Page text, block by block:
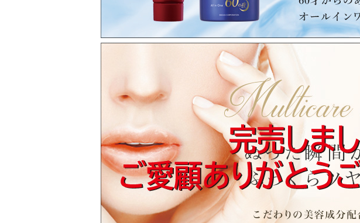
【（在庫数更新）販売終了のお知らせ】
60の朝・60の夜・マルチケアリップは、販売終了いたしました。
長らくのご愛顧ありがとうございました。
※60の朝は、完売いたしました。
※60の夜は、完売いたしました。
※マルチケアリップ 01は、完売いたしました。
※マルチケアリップ 02は、完売いたしました。
2021.11.17
【（在庫数更新）販売終了のお知らせ】 60の夜の在庫は1個となりました。
60の朝・60の夜・マルチケアリップは、在庫限りとさせていただきます。
長らくのご愛顧ありがとうございました。
※60の朝は、完売いたしました。
※マルチケアリップ 01は、完売いたしました。
※マルチケアリップ 02は、完売いたしました。
【2021年11月17日現在の在庫】
●60の朝…0個 ／ 60の夜…1個
※朝と夜のセットの販売は終了とさせていただきます。